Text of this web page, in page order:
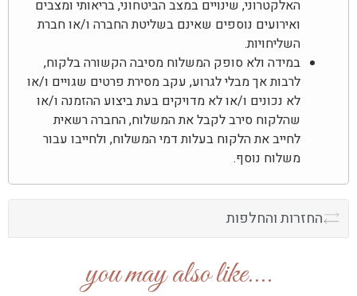
החזרות והחלפות
האלקטרוני, שינויים במצב הביטחוני, בריאותי ומצבים
ואירועים נוספים שאינם בשליטת החברה ו/או חברת
השליחויות.
במידה ולא סופק המשלוח מסיבה הקשורה בלקוח,
לרבות אך מבלי לגרוע, עקב מסירת פרטים שגויים ו/או
לא נכונים ו/או לא מדויקים בעת ביצוע ההזמנה ו/או
שהלקוח סירב לקבל את המשלוח, החברה רשאית
לחייב את הלקוח בעלות דמי המשלוח, ולחייבו עבור
משלוח נוסף.
....you may also like